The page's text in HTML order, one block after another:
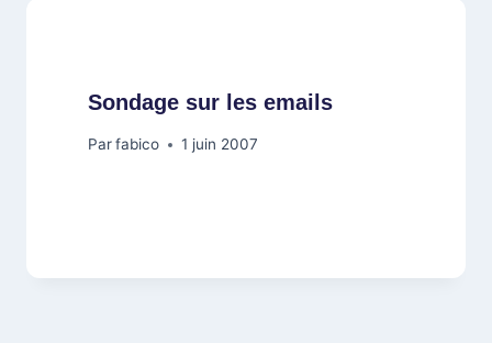
Sondage sur les emails
Parfabico 1 juin 2007